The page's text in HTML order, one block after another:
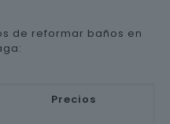
de reformar baños en
Precios